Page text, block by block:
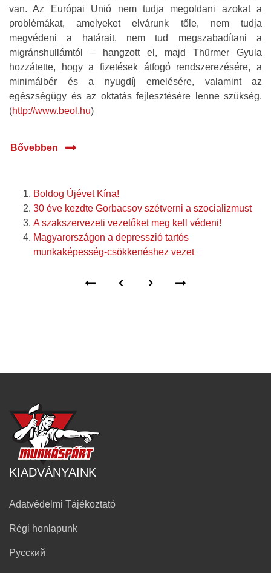
van. Az Európai Unió nem tudja megoldani azokat a
problémákat, amelyeket elvárunk tőle, nem tudja
megvédeni a határait, nem tud megszabadítani a
migránshullámtól – hangzott el, majd Thürmer Gyula
hozzátette, hogy a fizetések átfogó rendszerezésére, a
minimálbér és a nyugdíj emelésére, valamint az
egészségügy és az oktatás fejlesztésére lenne szükség.
(http://www.beol.hu)
Bővebben
Boldog Újévet Kína!
30 éve kezdte Gorbacsov szétverni a szocializmust
A szakszervezeti vezetőket meg kell védeni!
Magyarországon a depresszió tartós
munkaképesség-csökkenéshez vezet
KIADVÁNYAINK
Adatvédelmi Tájékoztató
Régi honlapunk
Русский